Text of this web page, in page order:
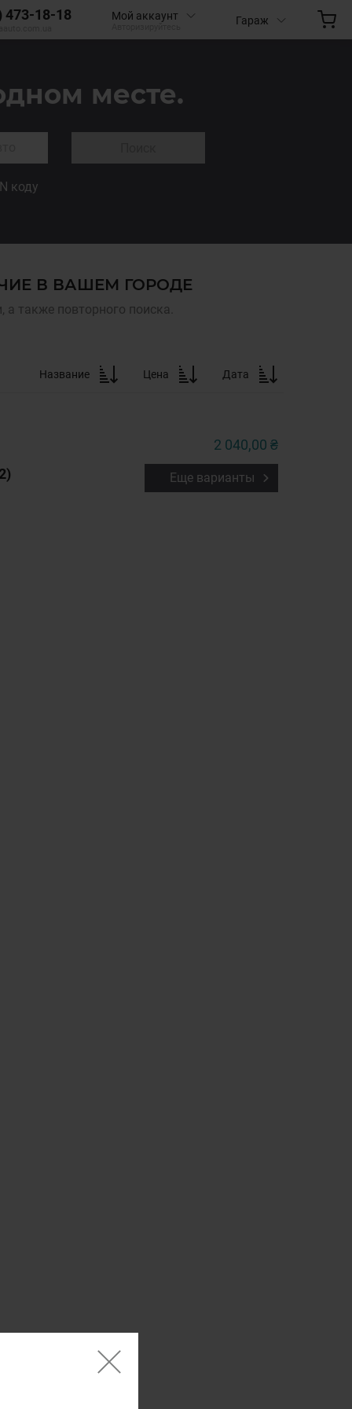
473-18-18 Мой аккаунт Гараж
месте.
коду
В ВАШЕМ ГОРОДЕ
также повторного поиска.
Название Цена Дата
2 040,00 ₴
Еще варианты